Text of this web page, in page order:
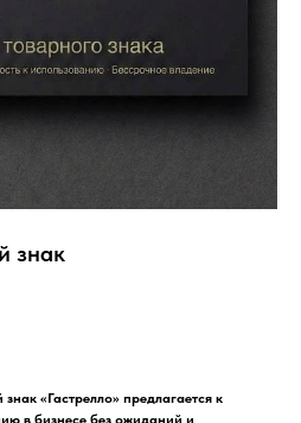
знак
«Гастрелло» предлагается к